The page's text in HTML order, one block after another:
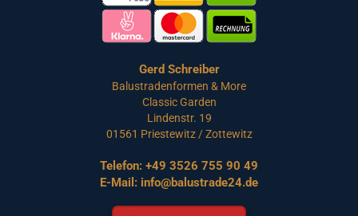
Gerd Schreiber
Balustradenformen & More
Classic Garden
Lindenstr. 19
01561 Priestewitz / Zottewitz
Telefon: +49 3526 755 90 49
E-Mail: info@balustrade24.de